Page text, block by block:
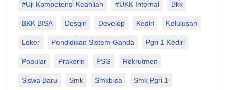
#Uji Kompetensi Keahlian #UKK Internal Bkk
BKK BISA Desgin Develop Kediri Kelulusan
Loker Pendidikan Sistem Ganda Pgri 1 Kediri
Popular Prakerin PSG Rekrutmen
Siswa Baru Smk Smkbisa Smk Pgri 1